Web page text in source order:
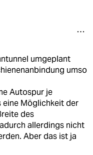
umgeplant
umso
Autospur je
eine Möglichkeit der
des
allerdings nicht
Aber das ist ja